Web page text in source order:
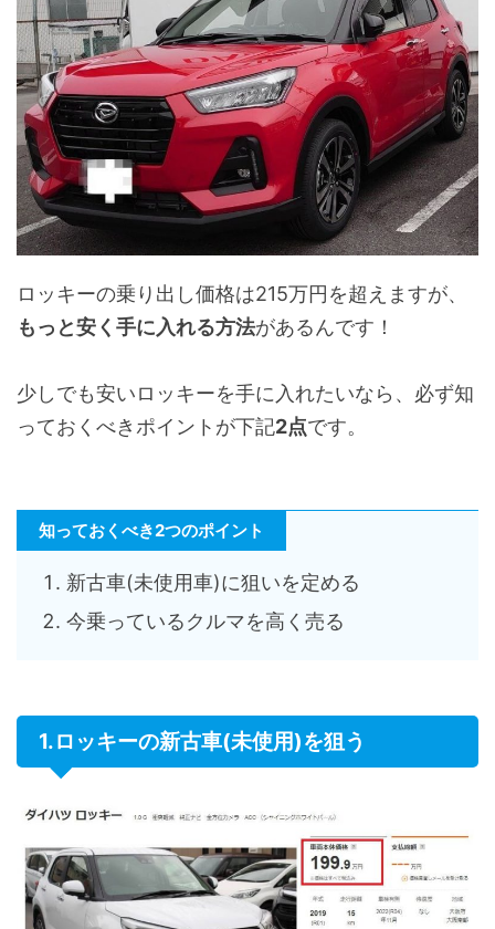
ロッキーの乗り出し価格は215万円を超えますが、
もっと安く手に入れる方法があるんです！
少しでも安いロッキーを手に入れたいなら、必ず知
っておくべきポイントが下記2点です。
知っておくべき2つのポイント
新古車(未使用車)に狙いを定める
今乗っているクルマを高く売る
1.ロッキーの新古車(未使用)を狙う